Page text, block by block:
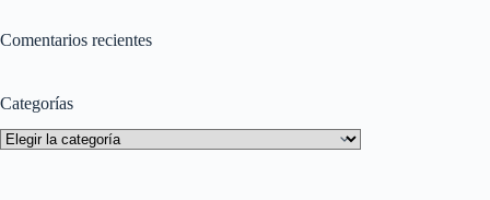
Comentarios recientes
Categorías
Categorías